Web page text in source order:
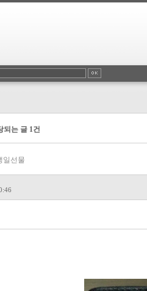
되는 글 1건
일선물